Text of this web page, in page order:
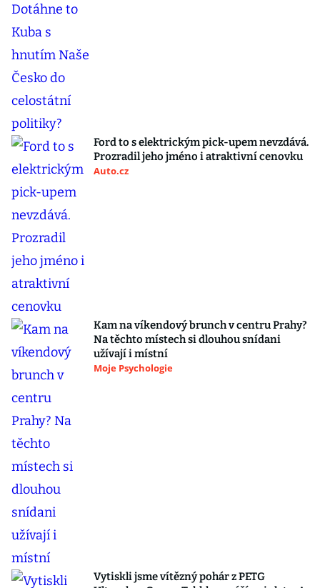
Ford to s elektrickým pick-upem nevzdává.
Prozradil jeho jméno i atraktivní cenovku
Auto.cz
Kam na víkendový brunch v centru Prahy?
Na těchto místech si dlouhou snídani
užívají i místní
Moje Psychologie
Vytiskli jsme vítězný pohár z PETG